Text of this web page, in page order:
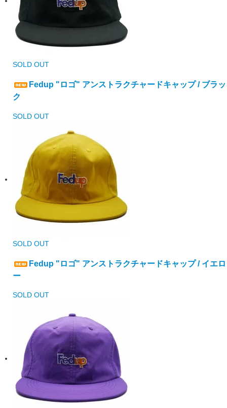
SOLD OUT
Fedup "ロゴ" アンストラクチャードキャップ / ブラッ
ク
SOLD OUT
SOLD OUT
Fedup "ロゴ" アンストラクチャードキャップ / イエロ
ー
SOLD OUT